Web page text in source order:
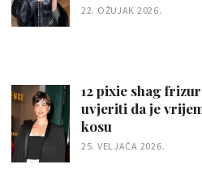
22. OŽUJAK 2026.
12 pixie shag
uvjeriti da je
kosu
25. VELJAČA 2026.